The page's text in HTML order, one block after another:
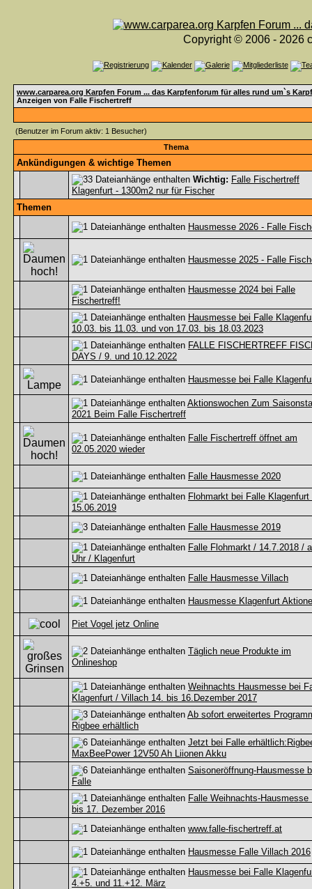
Copyright © 2006 - 2026
www.carparea.org Karpfen Forum ... das Karpfenforum für alles rund um`s
Anzeigen von Falle Fischertreff
(Benutzer im Forum aktiv: 1 Besucher)
Thema
Ankündigungen & wichtige Themen
Wichtig: Falle Fischertreff
Klagenfurt - 1300m2 nur für Fischer
Themen
Hausmesse 2026 - Falle
Hausmesse 2025 - Falle
Hausmesse 2024 bei Falle
Fischertreff!
Hausmesse bei Falle
10.03. bis 11.03. und von 17.03. bis 18.03.2023
FALLE FISCHERTREFF
DAYS / 9. und 10.12.2022
Hausmesse bei Falle
Aktionswochen Zum
2021 Beim Falle Fischertreff
Falle Fischertreff öffnet am
02.05.2020 wieder
Falle Hausmesse 2020
Flohmarkt bei Falle Klagenfurt
15.06.2019
Falle Hausmesse 2019
Falle Flohmarkt / 14.7.2018 /
Uhr / Klagenfurt
Falle Hausmesse Villach
Hausmesse Klagenfurt
Piet Vogel jetz Online
Täglich neue Produkte im
Onlineshop
Weihnachts Hausmesse bei
Klagenfurt / Villach 14. bis 16.Dezember 2017
Ab sofort erweitertes
Rigbee erhältlich
Jetzt bei Falle
MaxBeePower 12V50 Ah Liionen Akku
Saisoneröffnung-Hausmesse
Falle
Falle Weihnachts-Hausmesse
bis 17. Dezember 2016
www.falle-fischertreff.at
Hausmesse Falle Villach 2016
Hausmesse bei Falle
4.+5. und 11.+12. März